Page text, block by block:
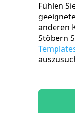
Fühlen
anderen
Stöbern